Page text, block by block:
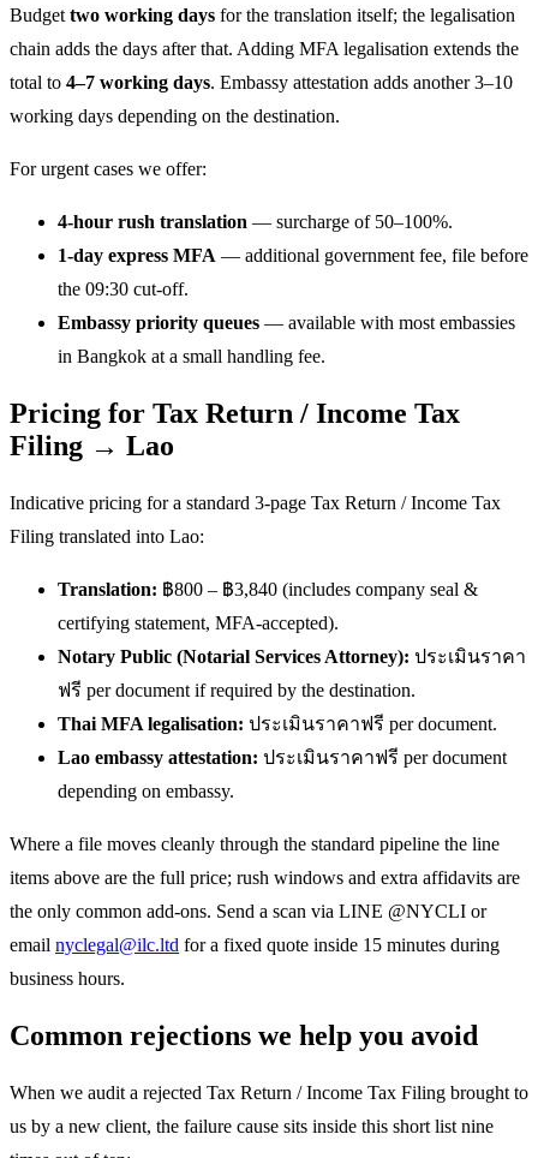
Budget two working days for the translation itself; the legalisation
chain adds the days after that. Adding MFA legalisation extends the
total to 4–7 working days. Embassy attestation adds another 3–10
working days depending on the destination.
For urgent cases we offer:
4-hour rush translation — surcharge of 50–100%.
1-day express MFA — additional government fee, file before
the 09:30 cut-off.
Embassy priority queues — available with most embassies
in Bangkok at a small handling fee.
Pricing for Tax Return / Income Tax
Filing → Lao
Indicative pricing for a standard 3-page Tax Return / Income Tax
Filing translated into Lao:
Translation: ฿800 – ฿3,840 (includes company seal &
certifying statement, MFA-accepted).
Notary Public (Notarial Services Attorney): ประเมินราคา
ฟรี per document if required by the destination.
Thai MFA legalisation: ประเมินราคาฟรี per document.
Lao embassy attestation: ประเมินราคาฟรี per document
depending on embassy.
Where a file moves cleanly through the standard pipeline the line
items above are the full price; rush windows and extra affidavits are
the only common add-ons. Send a scan via LINE @NYCLI or
email nyclegal@ilc.ltd for a fixed quote inside 15 minutes during
business hours.
Common rejections we help you avoid
When we audit a rejected Tax Return / Income Tax Filing brought to
us by a new client, the failure cause sits inside this short list nine